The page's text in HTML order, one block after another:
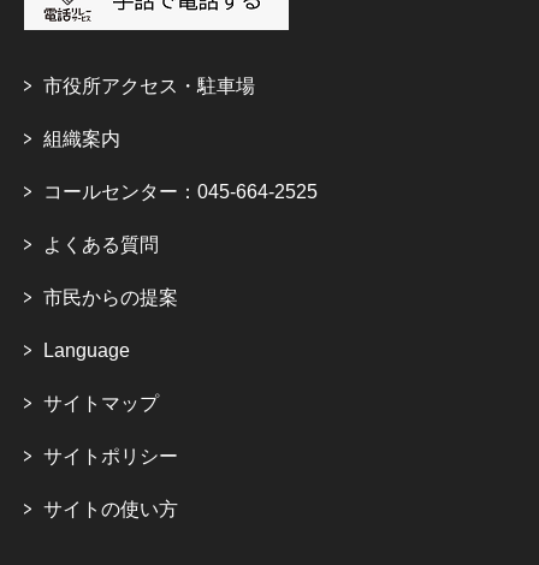
市役所アクセス・駐車場
組織案内
コールセンター：045-664-2525
よくある質問
市民からの提案
Language
サイトマップ
サイトポリシー
サイトの使い方